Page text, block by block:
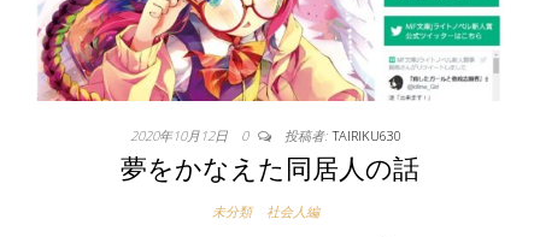
2020年10月12日 0 投稿者: TAIRIKU630
夢をかなえた同居人の話
未分類 社会人編